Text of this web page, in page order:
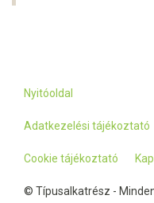
Nyitóoldal
Adatkezelési tájékoztató
Cookie tájékoztató
© Típusalkatrész -